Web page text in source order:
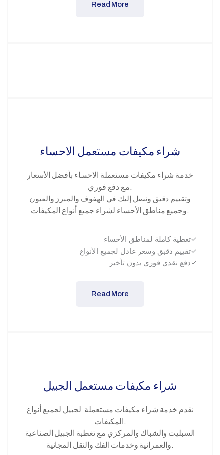
Read More
شراء مكيفات مستعمل الاحساء
خدمة شراء مكيفات مستعملة الاحساء بأفضل الأسعار
مع دفع فوري.
وتقييم دقيق ونصل إليك في الهفوف والمبرز والعيون
وجميع مناطق الأحساء لشراء جميع أنواع المكيفات.
تغطية كاملة لمناطق الأحساء✓
تقييم دقيق وسعر عادل لجميع الأنواع✓
دفع نقدي فوري بدون تأخير✓
Read More
شراء مكيفات مستعمل الجبيل
نقدم خدمة شراء مكيفات مستعملة الجبيل لجميع أنواع
المكيفات.
السبليت والشباك والمركزي مع تغطية الجبيل الصناعية
والعمرانية وخدمات الفك والنقل المجانية.